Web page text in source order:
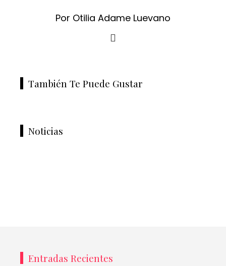
Por Otilia Adame Luevano
También Te Puede Gustar
Noticias
Entradas Recientes